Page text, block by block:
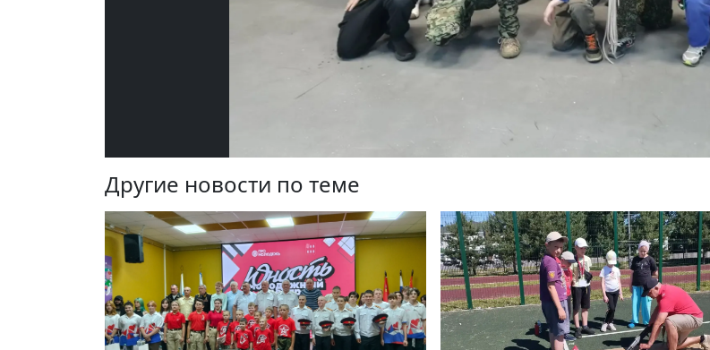
Другие новости по теме